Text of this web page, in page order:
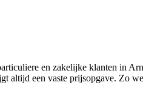
en zakelijke klanten in
altijd een vaste prijsopgave. Zo